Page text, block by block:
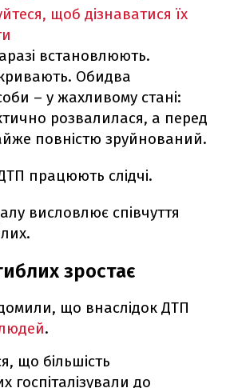
щоб дізнаватися їх
встановлюють.
Обидва
– у жахливому стані:
розвалилася, а перед
повністю зруйнований.
працюють слідчі.
висловлює співчуття
зростає
що внаслідок ДТП
.
що більшість
госпіталізували до